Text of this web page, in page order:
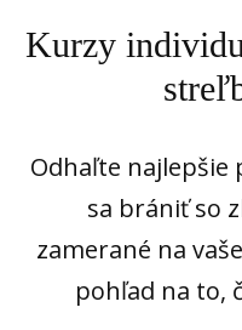
Kurzy
Odhaľte najlepšie
sa brániť so
zamerané na
pohľad na to,